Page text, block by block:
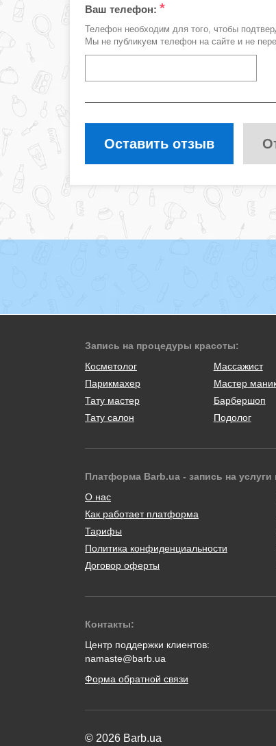
Ваш телефон: *
Телефон необходим для того, чтобы
Мы не публикуем телефон на сайте и не
Оставить отзыв
Запись на процедуры красоты:
Косметолог
Массажист
Парикмахер
Мастер
Тату мастер
Барбершоп
Тату салон
Подолог
Платформа Barb.ua - запись на
О нас
Как работает платформа
Тарифы
Политика конфиденциальности
Договор оферты
Контакты:
Центр поддержки клиентов:
namaste@barb.ua
Форма обратной связи
© 2026 Barb.ua